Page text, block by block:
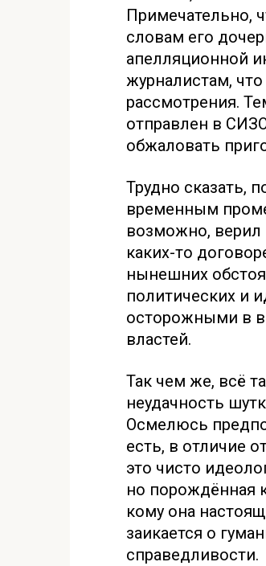
Примечательно,
словам его
апелляционной
журналистам,
рассмотрения.
отправлен в
обжаловать
Трудно сказать,
временным
возможно, верил
каких-то
нынешних
политических и
осторожными в
властей.
Так чем же, всё
неудачность
Осмелюсь
есть, в отличие
это чисто
но порождённая
кому она
заикается о